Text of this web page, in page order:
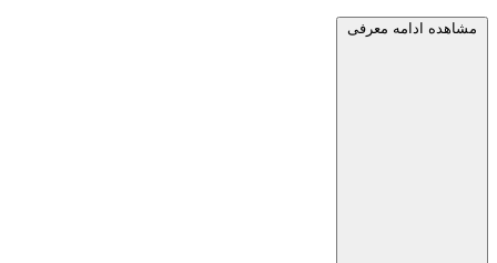
مشاهده ادامه معرفی